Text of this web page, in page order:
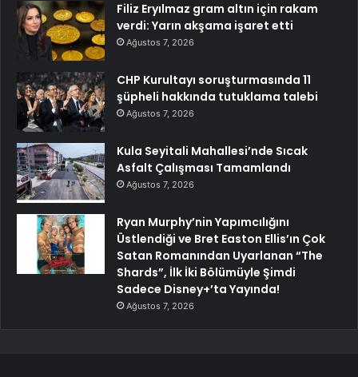
Filiz Eryılmaz gram altın için rakam
verdi: Yarın akşama işaret etti
Ağustos 7, 2026
CHP Kurultayı soruşturmasında 11
şüpheli hakkında tutuklama talebi
Ağustos 7, 2026
Kula Seyitali Mahallesi’nde Sıcak
Asfalt Çalışması Tamamlandı
Ağustos 7, 2026
Ryan Murphy’nin Yapımcılığını
Üstlendiği ve Bret Easton Ellis’ın Çok
Satan Romanından Uyarlanan “The
Shards”, İlk İki Bölümüyle Şimdi
Sadece Disney+’ta Yayında!
Ağustos 7, 2026